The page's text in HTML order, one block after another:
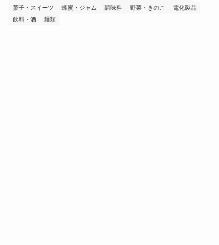
菓子・スイーツ
蜂蜜・ジャム 調味料 野菜・きのこ
電化製品
飲料・酒
麺類